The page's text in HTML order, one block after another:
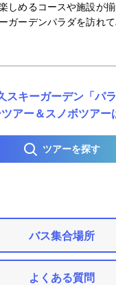
しめるコースや施設が
ガーデンパラダを訪れ
スキーガーデン「パラ
アー＆スノボツアー
ツアーを探す
バス集合場所
よくある質問